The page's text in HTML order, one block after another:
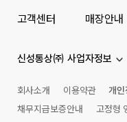
고객센터 매장안내
신성통상㈜ 사업자정보
회사소개 이용약관
개인
채무지급보증안내
고정형